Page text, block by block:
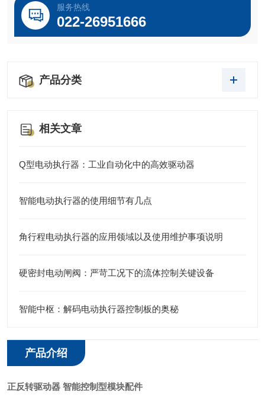
服务热线
022-26951666
产品分类
相关文章
Q型电动执行器：工业自动化中的高效驱动器
智能电动执行器的使用细节有几点
角行程电动执行器的应用领域以及使用维护事项说明
硬密封电动闸阀：严苛工况下的流体控制关键设备
智能中枢：解码电动执行器控制板的奥秘
产品介绍
正反转驱动器 智能控制型模块配件